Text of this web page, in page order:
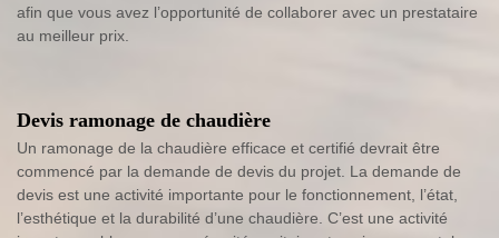
afin que vous avez l’opportunité de collaborer avec un prestataire
au meilleur prix.
Devis ramonage de chaudière
Un ramonage de la chaudière efficace et certifié devrait être
commencé par la demande de devis du projet. La demande de
devis est une activité importante pour le fonctionnement, l’état,
l’esthétique et la durabilité d’une chaudière. C’est une activité